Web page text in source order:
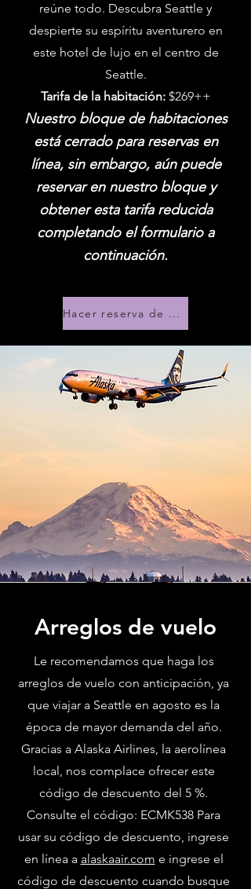
reúne todo. Descubra Seattle y
despierte su espíritu aventurero en
este hotel de lujo en el centro de
Seattle.
Tarifa de la habitación:$269++
Nuestro bloque de habitaciones
está cerrado para reservas en
línea, sin embargo, aún puede
reservar en nuestro bloque y
obtener esta tarifa reducida
completando el formulario a
continuación.
Hacer reserva de hotel mediante el formulario I-24
Arreglos de vuelo
Le recomendamos que haga los
arreglos de vuelo con anticipación, ya
que viajar a Seattle en agosto es la
época de mayor demanda del año.
Gracias a Alaska Airlines, la aerolínea
local, nos complace ofrecer este
código de descuento del 5 %.
Consulte el código: ECMK538 Para
usar su código de descuento, ingrese
en línea a alaskaair.com e ingrese el
código de descuento cuando busque